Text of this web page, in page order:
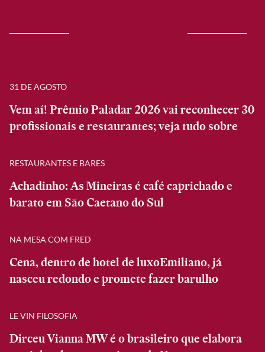
31 DE AGOSTO
Vem aí! Prêmio Paladar 2026 vai reconhecer 30
profissionais e restaurantes; veja tudo sobre
RESTAURANTES E BARES
Achadinho: As Mineiras é café caprichado e
barato em São Caetano do Sul
NA MESA COM FRED
Cena, dentro de hotel de luxoEmiliano, já
nasceu redondo e promete fazer barulho
LE VIN FILOSOFIA
Dirceu Vianna MW é o brasileiro que elabora